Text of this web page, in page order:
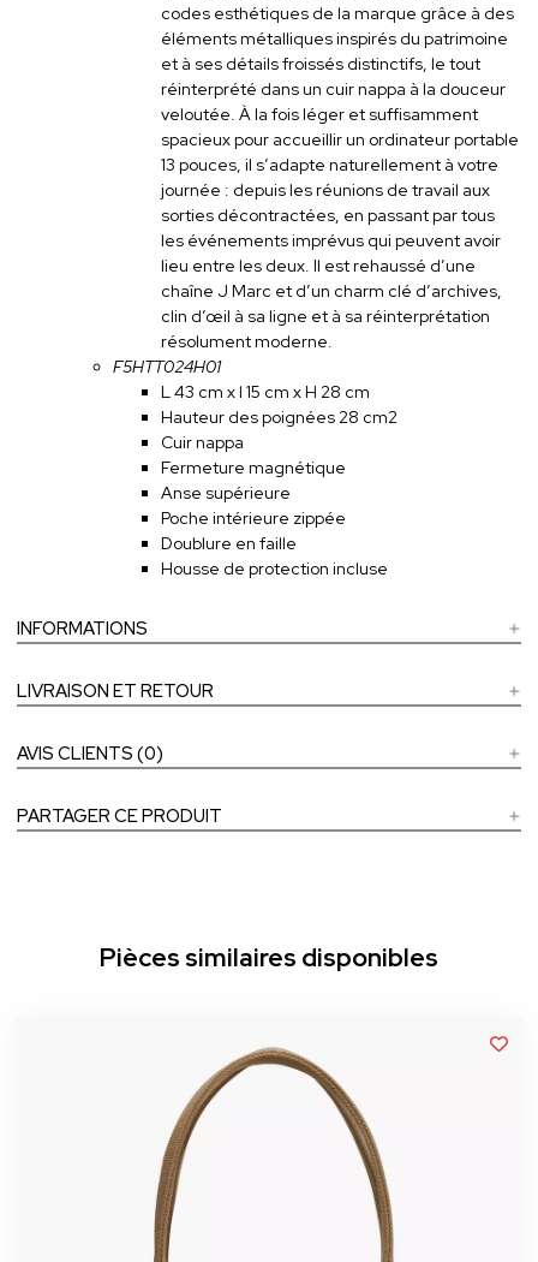
codes esthétiques de la marque grâce à des
éléments métalliques inspirés du patrimoine
et à ses détails froissés distinctifs, le tout
réinterprété dans un cuir nappa à la douceur
veloutée. À la fois léger et suffisamment
spacieux pour accueillir un ordinateur portable
13 pouces, il s’adapte naturellement à votre
journée : depuis les réunions de travail aux
sorties décontractées, en passant par tous
les événements imprévus qui peuvent avoir
lieu entre les deux. Il est rehaussé d’une
chaîne J Marc et d’un charm clé d’archives,
clin d’œil à sa ligne et à sa réinterprétation
résolument moderne.
F5HTT024H01
L 43 cm x l 15 cm x H 28 cm
Hauteur des poignées 28 cm2
Cuir nappa
Fermeture magnétique
Anse supérieure
Poche intérieure zippée
Doublure en faille
Housse de protection incluse
INFORMATIONS
LIVRAISON ET RETOUR
AVIS CLIENTS (0)
PARTAGER CE PRODUIT
Pièces similaires disponibles